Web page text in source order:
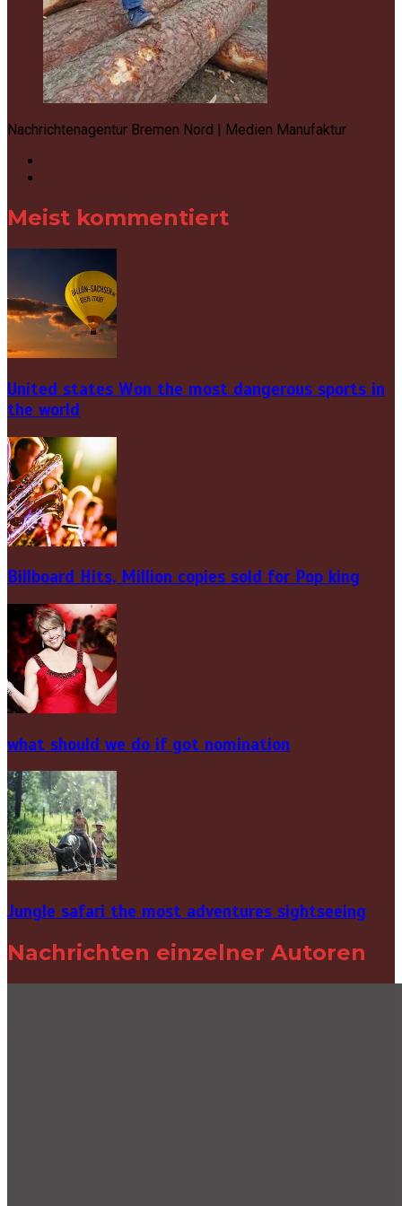
Nachrichtenagentur Bremen Nord | Medien Manufaktur
Meist kommentiert
United states Won the most dangerous sports in
the world
Billboard Hits, Million copies sold for Pop king
what should we do if got nomination
Jungle safari the most adventures sightseeing
Nachrichten einzelner Autoren